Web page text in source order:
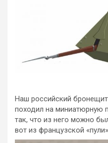
Наш российский
походил на миниатюрную
так, что из него можно
вот из французской